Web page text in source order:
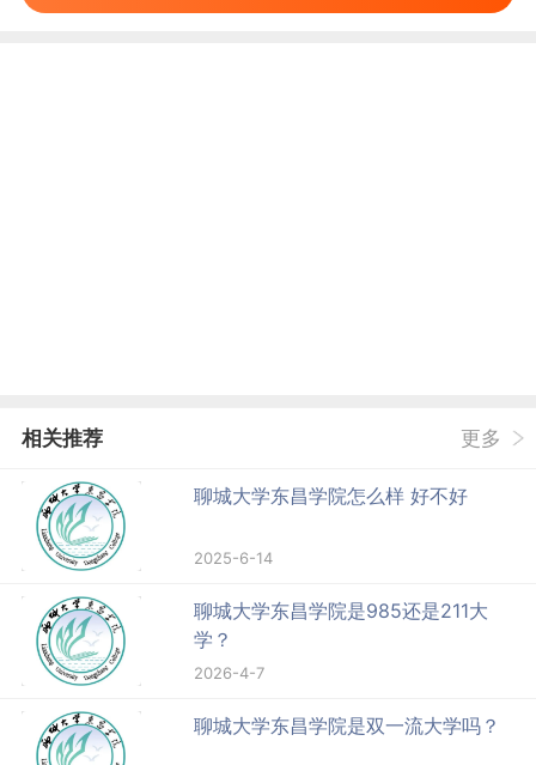
相关推荐 更多
聊城大学东昌学院怎么样 好不好
2025-6-14
聊城大学东昌学院是985还是211大
学？
2026-4-7
聊城大学东昌学院是双一流大学吗？